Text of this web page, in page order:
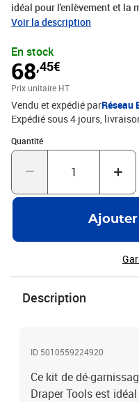
idéal pour l'enlèvement et la
intérieures, telles que les
dans les industries
comprend 12 outils spéciaux
exigences spécifiques. Tous
d'outils en toile robuste avec
Couleur : bleu Matériau :
Toile La livraison comprend
dans un rouleau d'outil avec
Matériel: Polyamide: 100%
Voir la description
En stock
68,45€
Prix unitaire HT
Vendu et expédié parRéseau
Expédié sous 4 jours
Quantité
Quantité : 1
Ajouter
Description
ID 5010559224920
Ce kit de dé-
Draper Tools est